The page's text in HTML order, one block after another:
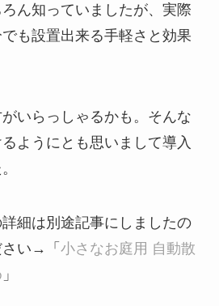
ん知っていましたが、実際
も設置出来る手軽さと効果
いらっしゃるかも。そんな
ようにとも思いまして導入
細は別途記事にしましたの
さい→「 小さなお庭用 自動散
」